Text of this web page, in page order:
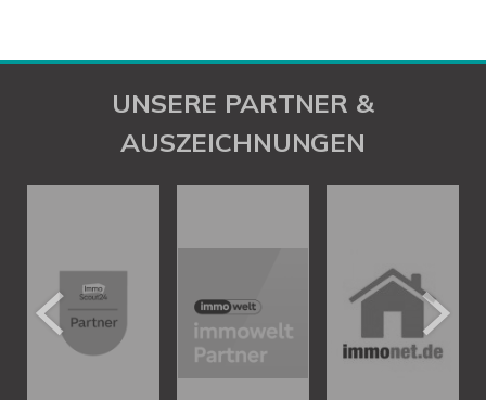
UNSERE PARTNER &
AUSZEICHNUNGEN